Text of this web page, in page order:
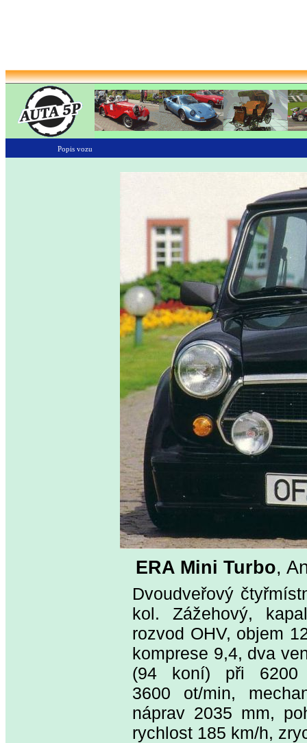
Popis vozu
ERA Mini Turbo,
Dvoudveřový
kol. Zážehový,
rozvod OHV, objem
komprese 9,4, dva
(94 koní) při 6200
3600 ot/min,
náprav 2035 mm,
rychlost 185 km/h,